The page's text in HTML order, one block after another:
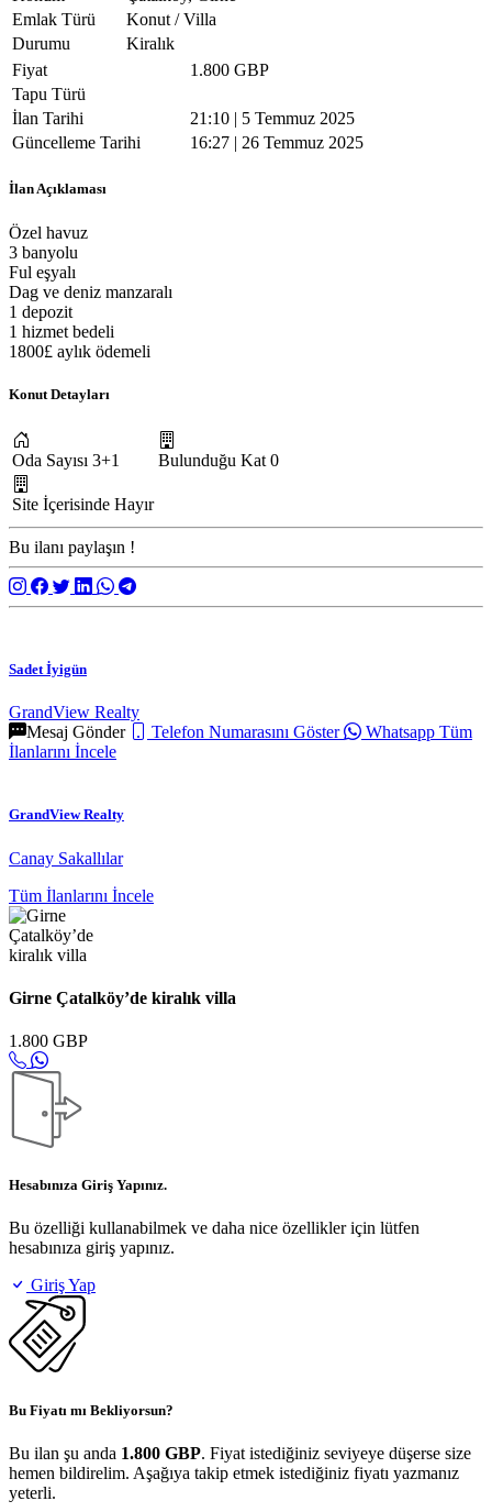
Emlak Türü
Konut / Villa
Durumu
Kiralık
Fiyat
1.800 GBP
Tapu Türü
İlan Tarihi
21:10 | 5 Temmuz 2025
Güncelleme Tarihi
16:27 | 26 Temmuz 2025
İlan Açıklaması
Özel havuz
3 banyolu
Ful eşyalı
Dag ve deniz manzaralı
1 depozit
1 hizmet bedeli
1800£ aylık ödemeli
Konut Detayları
Oda Sayısı 3+1 Bulunduğu Kat 0
Site İçerisinde Hayır
Bu ilanı paylaşın !
Sadet İyigün
GrandView Realty
Mesaj Gönder
Telefon Numarasını Göster Whatsapp Tüm
İlanlarını İncele
GrandView Realty
Canay Sakallılar
Tüm İlanlarını İncele
Girne Çatalköy’de kiralık villa
1.800 GBP
Hesabınıza Giriş Yapınız.
Bu özelliği kullanabilmek ve daha nice özellikler için lütfen
hesabınıza giriş yapınız.
Giriş Yap
Bu Fiyatı mı Bekliyorsun?
Bu ilan şu anda 1.800 GBP. Fiyat istediğiniz seviyeye düşerse size
hemen bildirelim. Aşağıya takip etmek istediğiniz fiyatı yazmanız
yeterli.